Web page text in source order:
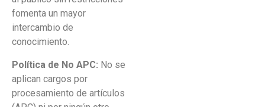
fomenta un mayor
intercambio de
conocimiento.
Política de No APC: No se
aplican cargos por
procesamiento de artículos